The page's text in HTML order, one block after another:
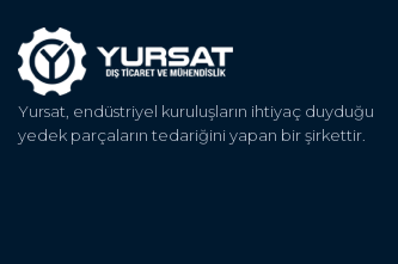
Yursat, endüstriyel kuruluşların ihtiyaç duyduğu
yedek parçaların tedariğini yapan bir şirkettir.